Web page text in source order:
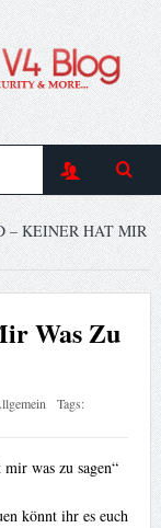
– KEINER HAT MIR
Was Zu
Tags:
was zu sagen“
könnt ihr es euch